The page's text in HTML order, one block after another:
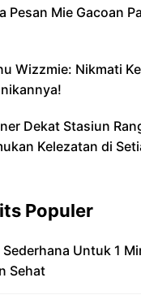
Pesan Mie Gacoan
Wizzmie: Nikmati
Dekat Stasiun
Kelezatan di
Populer
Sederhana Untuk 1
Sehat